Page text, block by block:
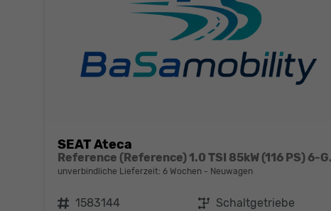
SEAT Ateca
unverbindliche Lieferzeit:6 Wochen Neuwagen
Fahrzeugnr. 1583144 Getriebe Schaltgetriebe